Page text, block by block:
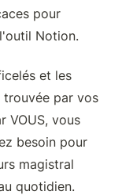
pour
Notion.
et les
trouvée par vos
VOUS, vous
besoin pour
magistral
quotidien.